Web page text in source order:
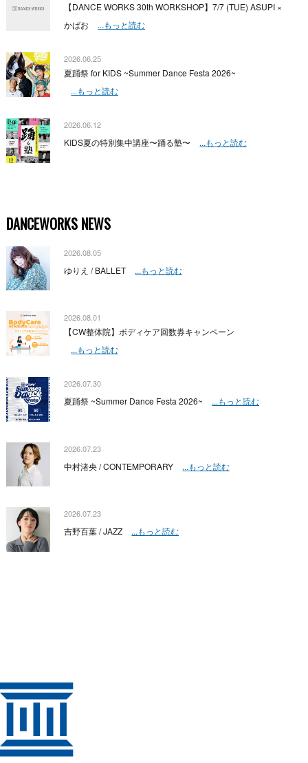
【DANCE WORKS 30th WORKSHOP】7/7 (TUE) ASUPI ×
かばお
...もっと読む
2026.06.25
夏踊祭 for KIDS ~Summer Dance Festa 2026~
...もっと読む
2026.06.12
KIDS夏の特別集中講座〜踊る塾〜 ...もっと読む
DANCEWORKS NEWS
2026.08.05
ゆりえ / BALLET ...もっと読む
2026.08.01
【CW整体院】ボディケア回数券キャンペーン
...もっと読む
2026.07.30
夏踊祭 ~Summer Dance Festa 2026~ ...もっと読む
2026.07.23
中村渚央 / CONTEMPORARY ...もっと読む
2026.07.23
吉野百葉 / JAZZ ...もっと読む